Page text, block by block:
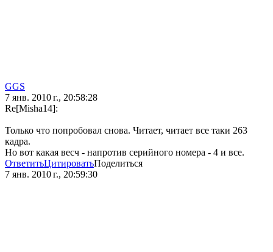
GGS
7 янв. 2010 г., 20:58:28
Re[Misha14]:
Только что попробовал снова. Читает, читает все таки 263
кадра.
Но вот какая весч - напротив серийного номера - 4 и все.
ОтветитьЦитироватьПоделиться
7 янв. 2010 г., 20:59:30